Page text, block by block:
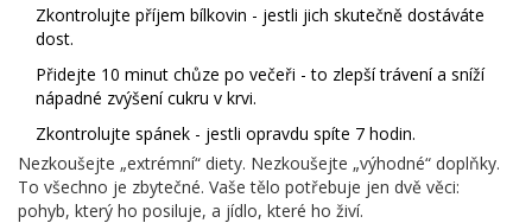
Zkontrolujte příjem bílkovin - jestli jich skutečně dostáváte
dost.
Přidejte 10 minut chůze po večeři - to zlepší trávení a sníží
nápadné zvýšení cukru v krvi.
Zkontrolujte spánek - jestli opravdu spíte 7 hodin.
Nezkoušejte „extrémní“ diety. Nezkoušejte „výhodné“ doplňky.
To všechno je zbytečné. Vaše tělo potřebuje jen dvě věci:
pohyb, který ho posiluje, a jídlo, které ho živí.